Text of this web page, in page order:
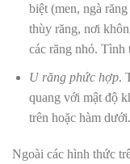
biệt (men, ngà
thùy răng, nơi
các răng nhỏ. Tình
U răng phức hợp.
quang với mật độ
trên hoặc hàm dưới.
Ngoài các hình thức